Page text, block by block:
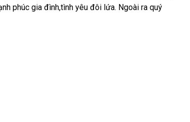
bán
phúc gia đình,tình yêu đôi lứađại
. Ngoài ra quý